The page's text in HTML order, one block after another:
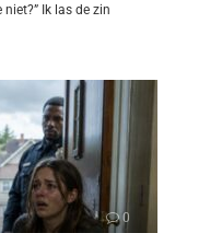
Ik las de zin
0